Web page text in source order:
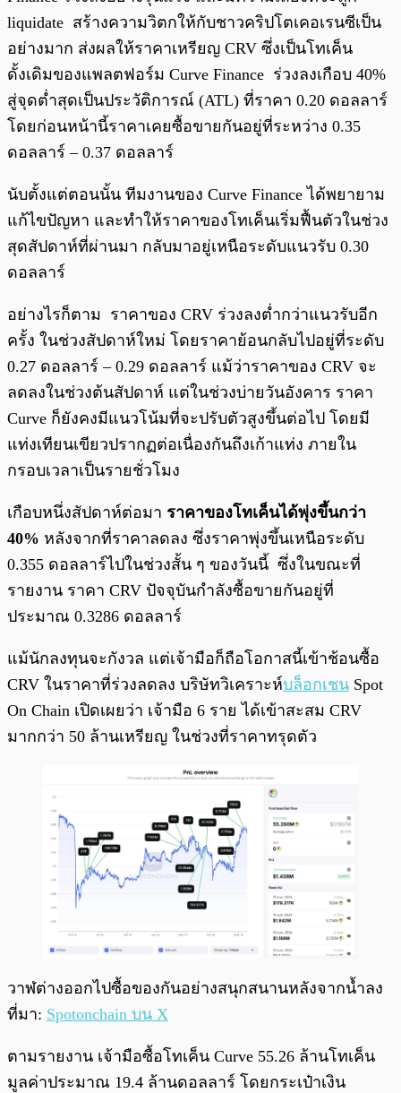
liquidate สร้างความวิตกให้กับชาวคริปโตเคอเรนซีเป็น
อย่างมาก ส่งผลให้ราคาเหรียญ CRV ซึ่งเป็นโทเค็น
ดั้งเดิมของแพลตฟอร์ม Curve Finance ร่วงลงเกือบ 40%
สู่จุดต่ำสุดเป็นประวัติการณ์ (ATL) ที่ราคา 0.20 ดอลลาร์
โดยก่อนหน้านี้ราคาเคยซื้อขายกันอยู่ที่ระหว่าง 0.35
ดอลลาร์ – 0.37 ดอลลาร์
นับตั้งแต่ตอนนั้น ทีมงานของ Curve Finance ได้พยายาม
แก้ไขปัญหา และทำให้ราคาของโทเค็นเริ่มฟื้นตัวในช่วง
สุดสัปดาห์ที่ผ่านมา กลับมาอยู่เหนือระดับแนวรับ 0.30
ดอลลาร์
อย่างไรก็ตาม ราคาของ CRV ร่วงลงต่ำกว่าแนวรับอีก
ครั้ง ในช่วงสัปดาห์ใหม่ โดยราคาย้อนกลับไปอยู่ที่ระดับ
0.27 ดอลลาร์ – 0.29 ดอลลาร์ แม้ว่าราคาของ CRV จะ
ลดลงในช่วงต้นสัปดาห์ แต่ในช่วงบ่ายวันอังคาร ราคา
Curve ก็ยังคงมีแนวโน้มที่จะปรับตัวสูงขึ้นต่อไป โดยมี
แท่งเทียนเขียวปรากฏต่อเนื่องกันถึงเก้าแท่ง ภายใน
กรอบเวลาเป็นรายชั่วโมง
เกือบหนึ่งสัปดาห์ต่อมา ราคาของโทเค็นได้พุ่งขึ้นกว่า
40% หลังจากที่ราคาลดลง ซึ่งราคาพุ่งขึ้นเหนือระดับ
0.355 ดอลลาร์ไปในช่วงสั้น ๆ ของวันนี้ ซึ่งในขณะที่
รายงาน ราคา CRV ปัจจุบันกำลังซื้อขายกันอยู่ที่
ประมาณ 0.3286 ดอลลาร์
แม้นักลงทุนจะกังวล แต่เจ้ามือก็ถือโอกาสนี้เข้าช้อนซื้อ
CRV ในราคาที่ร่วงลดลง บริษัทวิเคราะห์บล็อกเชน Spot
On Chain เปิดเผยว่า เจ้ามือ 6 ราย ได้เข้าสะสม CRV
มากกว่า 50 ล้านเหรียญ ในช่วงที่ราคาทรุดตัว
วาฬต่างออกไปซื้อของกันอย่างสนุกสนานหลังจากน้ำลง
ที่มา: Spotonchain บน X
ตามรายงาน เจ้ามือซื้อโทเค็น Curve 55.26 ล้านโทเค็น
มูลค่าประมาณ 19.4 ล้านดอลลาร์ โดยกระเป๋าเงิน